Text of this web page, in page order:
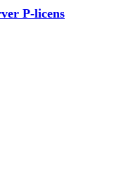
P-licens